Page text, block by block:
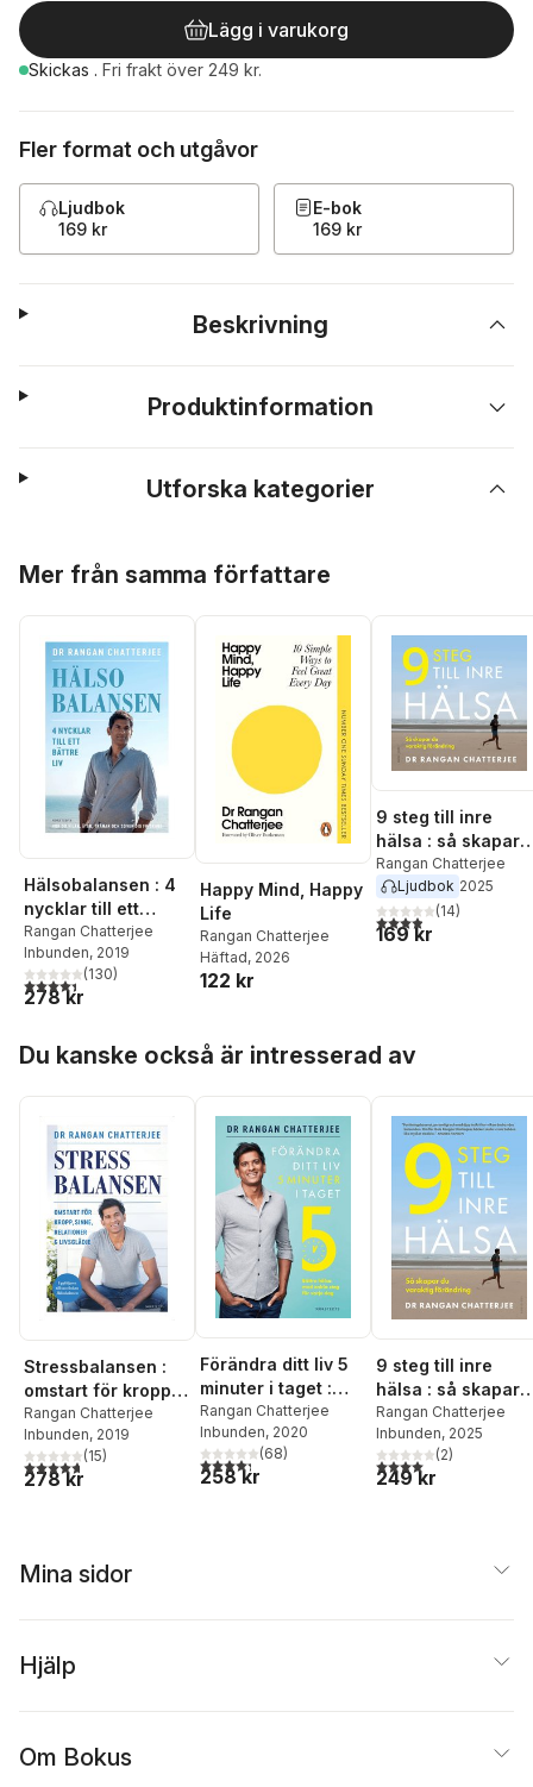
Lägg i varukorg
Skickas . Fri frakt över 249 kr.
Fler format och utgåvor
Ljudbok
169 kr
E-bok
169 kr
Beskrivning
Produktinformation
Utforska kategorier
Mer från samma författare
Hälsobalansen : 4
nycklar till ett
bättre liv - hur du
vilar, äter, tränar
och sover dig
friskare
Rangan Chatterjee
Inbunden, 2019
4,4utav 5 stjärnor. Totalt antal röster:
(130)
278 kr
Happy Mind, Happy
Life
Rangan Chatterjee
Häftad, 2026
122 kr
9 steg till inre
hälsa : så skapar
du varaktig
förändring
Rangan Chatterjee
Ljudbok 2025
3,9utav 5 stjärnor.
(14)
169 kr
Du kanske också är intresserad av
Stressbalansen :
omstart för kropp,
sinne, relationer &
livsglädje
Rangan Chatterjee
Inbunden, 2019
4,7utav 5 stjärnor. Totalt antal röster:
(15)
278 kr
Förändra ditt liv 5
minuter i taget :
bättre hälsa med
enkla steg för varje
dag
Rangan Chatterjee
Inbunden, 2020
4,3utav 5 stjärnor. Totalt antal röster:
(68)
258 kr
9 steg till inre
hälsa : så skapar
du varaktig
förändring
Rangan Chatterjee
Inbunden, 2025
4,0utav 5 stjärnor.
(2)
249 kr
Mina sidor
Hjälp
Om Bokus